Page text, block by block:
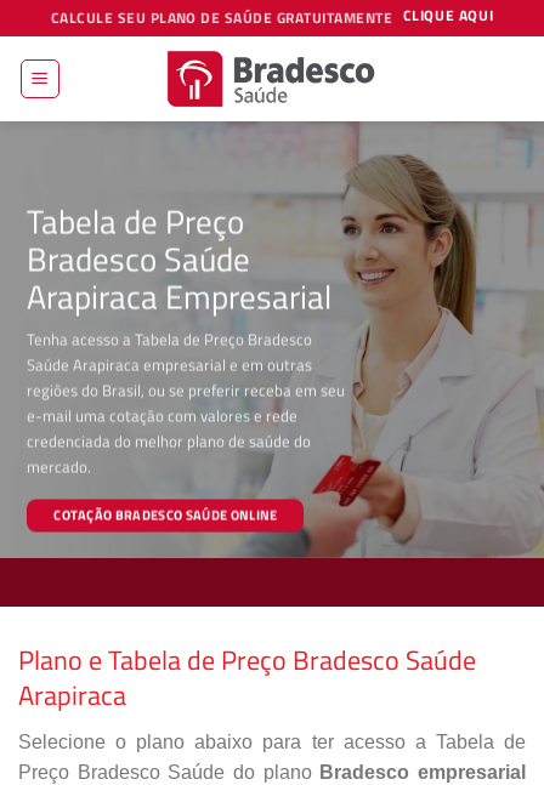
to
content
CALCULE SEU PLANO DE SAÚDE GRATUITAMENTE CLIQUE AQUI
Tabela de Preço
Bradesco Saúde
Arapiraca Empresarial
Tenha acesso a Tabela de Preço Bradesco
Saúde Arapiraca empresarial e em outras
regiões do Brasil, ou se preferir receba em seu
e-mail uma cotação com valores e rede
credenciada do melhor plano de saúde do
mercado.
COTAÇÃO BRADESCO SAÚDE ONLINE
Plano e Tabela de Preço Bradesco Saúde
Arapiraca
Selecione o plano abaixo para ter acesso a Tabela de
Preço Bradesco Saúde do plano Bradesco empresarial